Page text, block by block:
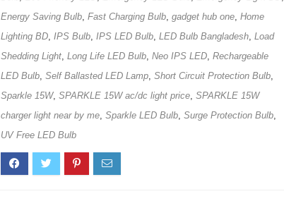
Energy Saving Bulb, Fast Charging Bulb, gadget hub one, Home
Lighting BD, IPS Bulb, IPS LED Bulb, LED Bulb Bangladesh, Load
Shedding Light, Long Life LED Bulb, Neo IPS LED, Rechargeable
LED Bulb, Self Ballasted LED Lamp, Short Circuit Protection Bulb,
Sparkle 15W, SPARKLE 15W ac/dc light price, SPARKLE 15W
charger light near by me, Sparkle LED Bulb, Surge Protection Bulb,
UV Free LED Bulb